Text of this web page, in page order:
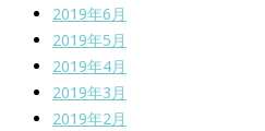
2019年6月
2019年5月
2019年4月
2019年3月
2019年2月